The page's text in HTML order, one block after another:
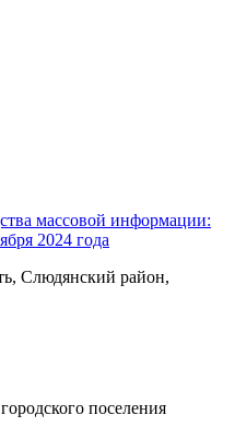
массовой информации:
2024 года
Слюдянский район,
поселения